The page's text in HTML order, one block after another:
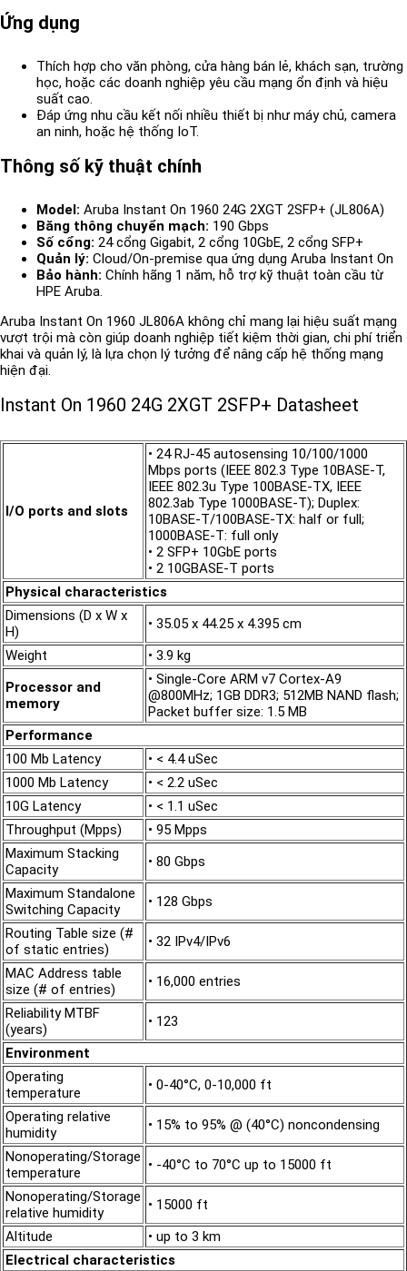
Ứng dụng
Thích hợp cho văn phòng, cửa hàng bán lẻ, khách sạn, trường
học, hoặc các doanh nghiệp yêu cầu mạng ổn định và hiệu
suất cao.
Đáp ứng nhu cầu kết nối nhiều thiết bị như máy chủ, camera
an ninh, hoặc hệ thống IoT.
Thông số kỹ thuật chính
Model: Aruba Instant On 1960 24G 2XGT 2SFP+ (JL806A)
Băng thông chuyển mạch: 190 Gbps
Số cổng: 24 cổng Gigabit, 2 cổng 10GbE, 2 cổng SFP+
Quản lý: Cloud/On-premise qua ứng dụng Aruba Instant On
Bảo hành: Chính hãng 1 năm, hỗ trợ kỹ thuật toàn cầu từ
HPE Aruba.
Aruba Instant On 1960 JL806A không chỉ mang lại hiệu suất mạng
vượt trội mà còn giúp doanh nghiệp tiết kiệm thời gian, chi phí triển
khai và quản lý, là lựa chọn lý tưởng để nâng cấp hệ thống mạng
hiện đại.
Instant On 1960 24G 2XGT 2SFP+ Datasheet
I/O ports and slots
• 24 RJ-45 autosensing 10/100/1000
Mbps ports (IEEE 802.3 Type 10BASE-T,
IEEE 802.3u Type 100BASE-TX, IEEE
802.3ab Type 1000BASE-T); Duplex:
10BASE-T/100BASE-TX: half or full;
1000BASE-T: full only
• 2 SFP+ 10GbE ports
• 2 10GBASE-T ports
Physical characteristics
Dimensions (D x W x
H)
• 35.05 x 44.25 x 4.395 cm
Weight
• 3.9 kg
Processor and
memory
• Single-Core ARM v7 Cortex-A9
@800MHz; 1GB DDR3; 512MB NAND flash;
Packet buffer size: 1.5 MB
Performance
100 Mb Latency
• < 4.4 uSec
1000 Mb Latency
• < 2.2 uSec
10G Latency
• < 1.1 uSec
Throughput (Mpps)
• 95 Mpps
Maximum Stacking
Capacity
• 80 Gbps
Maximum Standalone
Switching Capacity
• 128 Gbps
Routing Table size (#
of static entries)
• 32 IPv4/IPv6
MAC Address table
size (# of entries)
• 16,000 entries
Reliability MTBF
(years)
• 123
Environment
Operating
temperature
• 0-40°C, 0-10,000 ft
Operating relative
humidity
• 15% to 95% @ (40°C) noncondensing
Nonoperating/Storage
temperature
• -40°C to 70°C up to 15000 ft
Nonoperating/Storage
relative humidity
• 15000 ft
Altitude
• up to 3 km
Electrical characteristics